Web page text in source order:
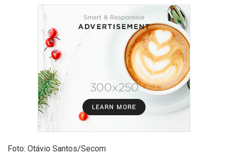
Foto: Otávio Santos/Secom